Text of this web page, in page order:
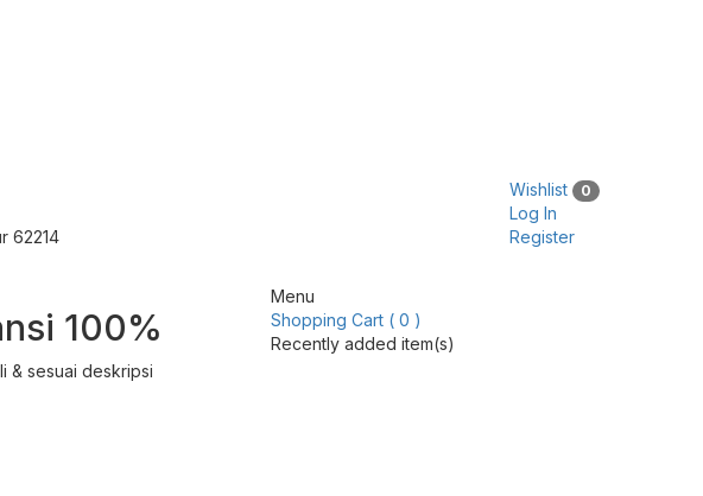
62214
Wishlist 0
Log In
Register
100%
& sesuai deskripsi
Menu
Shopping Cart ( 0 )
Recently added item(s)